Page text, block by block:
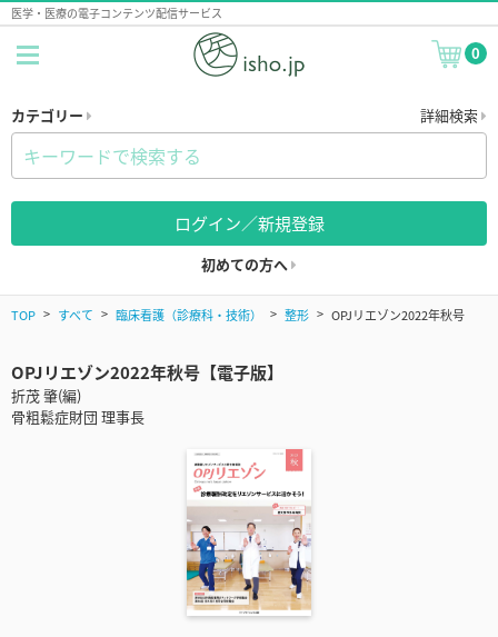
医学・医療の電子コンテンツ配信サービス
0
カテゴリー 詳細検索
ログイン／新規登録
初めての方へ
TOP すべて 臨床看護（診療科・技術） 整形 OPJリエゾン2022年秋号
OPJリエゾン2022年秋号【電子版】
折茂 肇(編)
骨粗鬆症財団 理事長